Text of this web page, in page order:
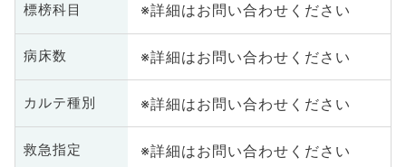
標榜科目 ※詳細はお問い合わせください
病床数 ※詳細はお問い合わせください
カルテ種別 ※詳細はお問い合わせください
救急指定 ※詳細はお問い合わせください